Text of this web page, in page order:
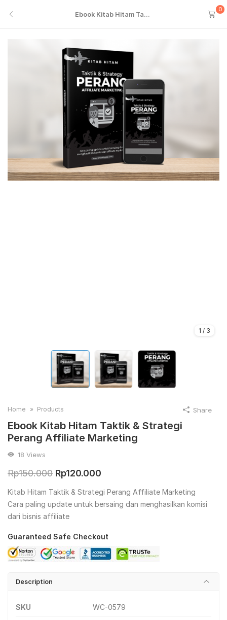
Ebook Kitab Hitam Ta...
0
1 / 3
Home Products
Ebook Kitab Hitam Taktik & Strategi
Perang Affiliate Marketing
18 Views
Rp150.000 Original
price
was:
Rp150.000.
Rp120.000
price
is:
Kitab Hitam Taktik & Strategi Perang Affiliate Marketing
Cara paling update untuk bersaing dan menghasilkan komisi
dari bisnis affiliate
Guaranteed Safe Checkout
Share
Description
SKU WC-0579